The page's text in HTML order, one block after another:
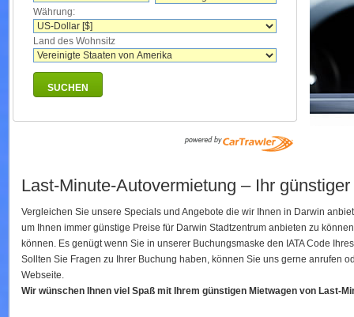
Währung:
Land des Wohnsitz
SUCHEN
Last-Minute-Autovermietung – Ihr
Vergleichen Sie unsere Specials und Angebote die wir Ihnen in Darwin
um Ihnen immer günstige Preise für Darwin Stadtzentrum anbieten zu
können. Es genügt wenn Sie in unserer Buchungsmaske den IATA Code
Sollten Sie Fragen zu Ihrer Buchung haben, können Sie uns gerne anrufen
Webseite.
Wir wünschen Ihnen viel Spaß mit Ihrem günstigen Mietwagen von Last-